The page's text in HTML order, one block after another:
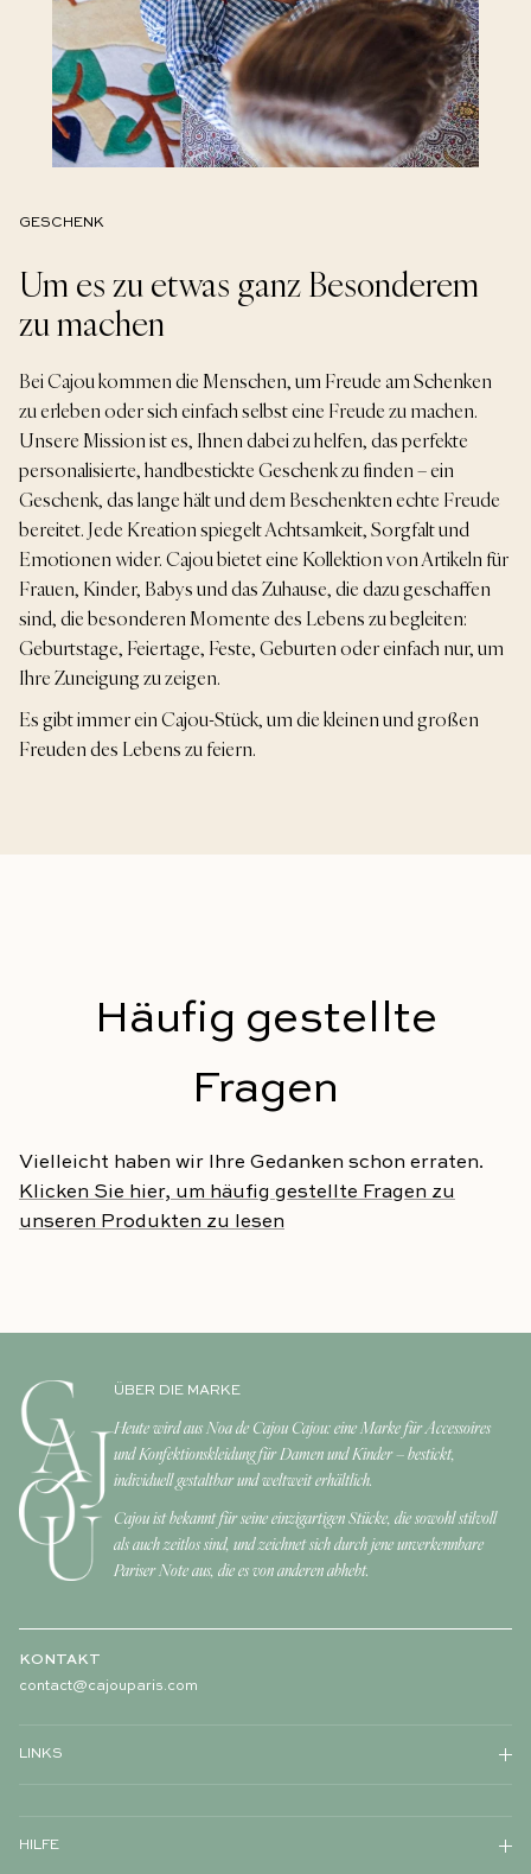
GESCHENK
Um es zu etwas ganz Besonderem
zu machen
Bei Cajou kommen die Menschen, um Freude am Schenken
zu erleben oder sich einfach selbst eine Freude zu machen.
Unsere Mission ist es, Ihnen dabei zu helfen, das perfekte
personalisierte, handbestickte Geschenk zu finden – ein
Geschenk, das lange hält und dem Beschenkten echte Freude
bereitet. Jede Kreation spiegelt Achtsamkeit, Sorgfalt und
Emotionen wider. Cajou bietet eine Kollektion von Artikeln für
Frauen, Kinder, Babys und das Zuhause, die dazu geschaffen
sind, die besonderen Momente des Lebens zu begleiten:
Geburtstage, Feiertage, Feste, Geburten oder einfach nur, um
Ihre Zuneigung zu zeigen.
Es gibt immer ein Cajou-Stück, um die kleinen und großen
Freuden des Lebens zu feiern.
Häufig gestellte
Fragen
Vielleicht haben wir Ihre Gedanken schon erraten.
Klicken Sie hier, um häufig gestellte Fragen zu
unseren Produkten zu lesen
ÜBER DIE MARKE
Heute wird aus Noa de Cajou Cajou: eine Marke für Accessoires
und Konfektionskleidung für Damen und Kinder – bestickt,
individuell gestaltbar und weltweit erhältlich.
Cajou ist bekannt für seine einzigartigen Stücke, die sowohl stilvoll
als auch zeitlos sind, und zeichnet sich durch jene unverkennbare
Pariser Note aus, die es von anderen abhebt.
KONTAKT
contact@cajouparis.com
LINKS
HILFE